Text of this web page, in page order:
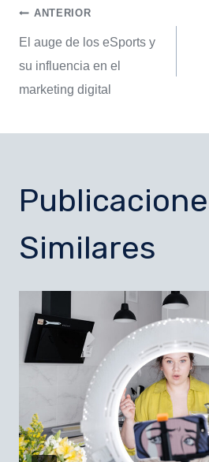
ANTERIOR
El auge de los eSports y
su influencia en el
marketing digital
Similares